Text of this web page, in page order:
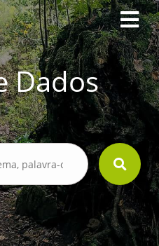
Dados